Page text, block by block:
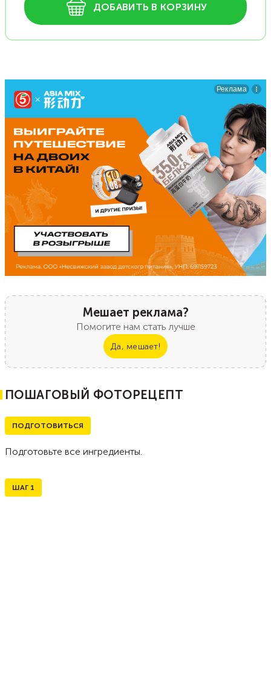
ДОБАВИТЬ В КОРЗИНУ
Мешает реклама?
Помогите нам стать лучше
Да, мешает!
ПОШАГОВЫЙ ФОТОРЕЦЕПТ
ПОДГОТОВИТЬСЯ
Подготовьте все ингредиенты.
ШАГ 1